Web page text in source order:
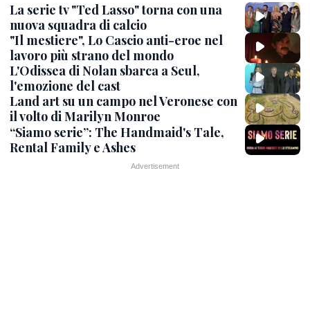
La serie tv "Ted Lasso" torna con una
nuova squadra di calcio
"Il mestiere", Lo Cascio anti-eroe nel
lavoro più strano del mondo
L'Odissea di Nolan sbarca a Seul,
l'emozione del cast
Land art su un campo nel Veronese con
il volto di Marilyn Monroe
“Siamo serie”: The Handmaid's Tale,
Rental Family e Ashes